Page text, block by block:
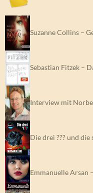
Suzanne Collins –
Sebastian Fitzek –
Interview mit
Die drei ??? und die
Emmanuelle Arsan